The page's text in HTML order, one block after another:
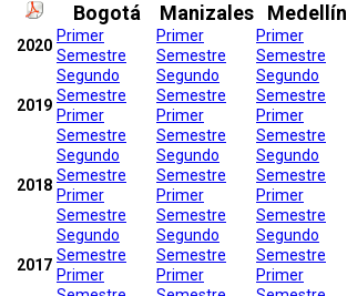
Bogotá Manizales Medellín
2020
Primer
Semestre
Primer
Semestre
Primer
Semestre
2019
Segundo
Semestre
Primer
Semestre
Segundo
Semestre
Primer
Semestre
Segundo
Semestre
Primer
Semestre
2018
Segundo
Semestre
Primer
Semestre
Segundo
Semestre
Primer
Semestre
Segundo
Semestre
Primer
Semestre
2017
Segundo
Semestre
Primer
Segundo
Semestre
Primer
Segundo
Semestre
Primer